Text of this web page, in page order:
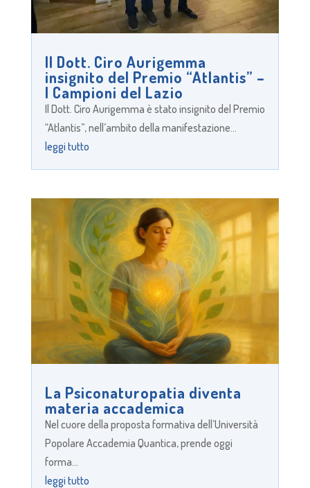
Il Dott. Ciro Aurigemma
insignito del Premio “Atlantis” –
I Campioni del Lazio
Il Dott. Ciro Aurigemma è stato insignito del Premio
“Atlantis”, nell’ambito della manifestazione...
leggi tutto
La Psiconaturopatia diventa
materia accademica
Nel cuore della proposta formativa dell’Università
Popolare Accademia Quantica, prende oggi
forma...
leggi tutto